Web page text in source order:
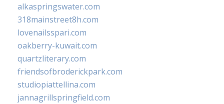
alkaspringswater.com
318mainstreet8h.com
lovenailsspari.com
oakberry-kuwait.com
quartzliterary.com
friendsofbroderickpark.com
studiopiattellina.com
jannagrillspringfield.com